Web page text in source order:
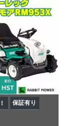
保証有り